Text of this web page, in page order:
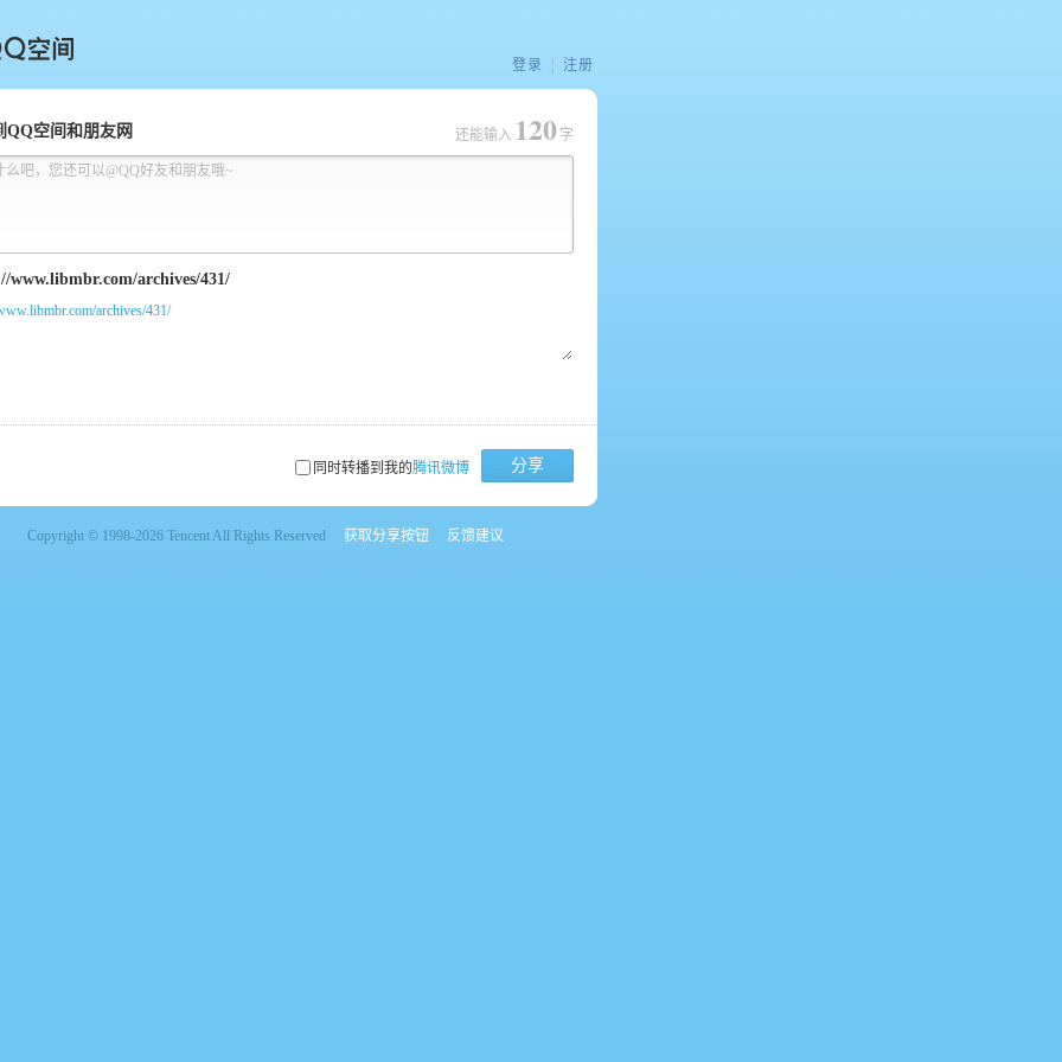
间
登录 注册
QQ空间和朋友网
么吧，您还可以@QQ好友和朋友哦~
还能输入 120 字
archives/431/
同时转播到我的腾讯微博 分享
Copyright © 1998-2026 Tencent All Rights Reserved 获取分享按钮 反馈建议